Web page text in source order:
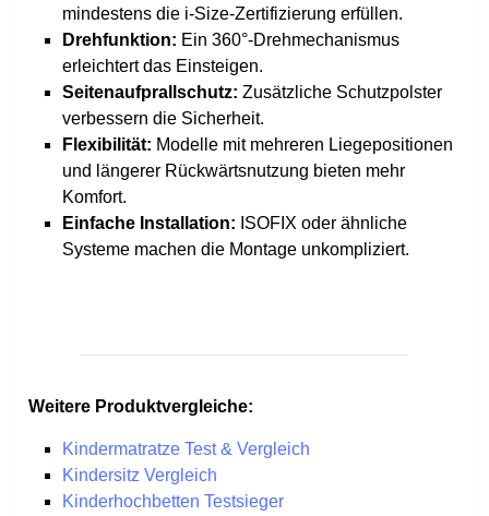
mindestens die i-Size-Zertifizierung erfüllen.
Drehfunktion: Ein 360°-Drehmechanismus
erleichtert das Einsteigen.
Seitenaufprallschutz: Zusätzliche Schutzpolster
verbessern die Sicherheit.
Flexibilität: Modelle mit mehreren Liegepositionen
und längerer Rückwärtsnutzung bieten mehr
Komfort.
Einfache Installation: ISOFIX oder ähnliche
Systeme machen die Montage unkompliziert.
Weitere Produktvergleiche:
Kindermatratze Test & Vergleich
Kindersitz Vergleich
Kinderhochbetten Testsieger